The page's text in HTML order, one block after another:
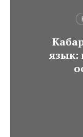
язык: